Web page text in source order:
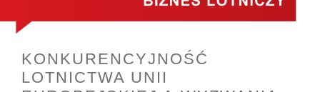
KONKURENCYJNOŚĆ
LOTNICTWA UNII